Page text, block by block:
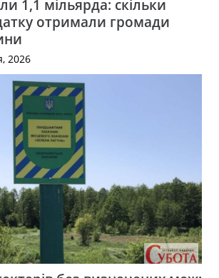
1,1 мільярда: скільки
отримали громади
2026